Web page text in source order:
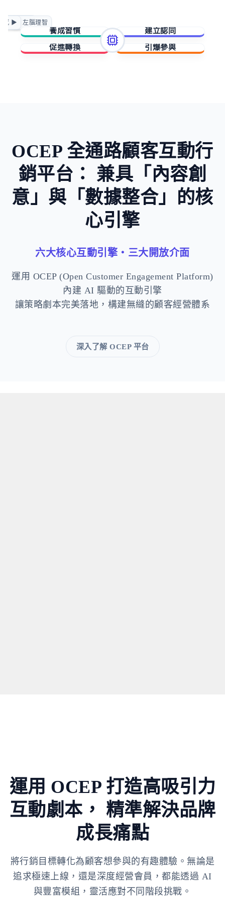
正向賦能
急迫驅動
◀ 左腦理智
感 ▶
養成習慣
擁有與成就
建立認同
歸屬與賦能
促進轉換 引爆參與
OCEP 全通路顧客互動行
銷平台： 兼具「內容創
意」與「數據整合」的核
心引擎
六大核心互動引擎・三大開放介面
運用 OCEP (Open Customer Engagement Platform)
內建 AI 驅動的互動引擎
讓策略劇本完美落地，構建無縫的顧客經營體系
深入了解 OCEP 平台
運用 OCEP 打造高吸引力
互動劇本， 精準解決品牌
成長痛點
將行銷目標轉化為顧客想參與的有趣體驗。無論是
追求極速上線，還是深度經營會員，都能透過 AI
與豐富模組，靈活應對不同階段挑戰。